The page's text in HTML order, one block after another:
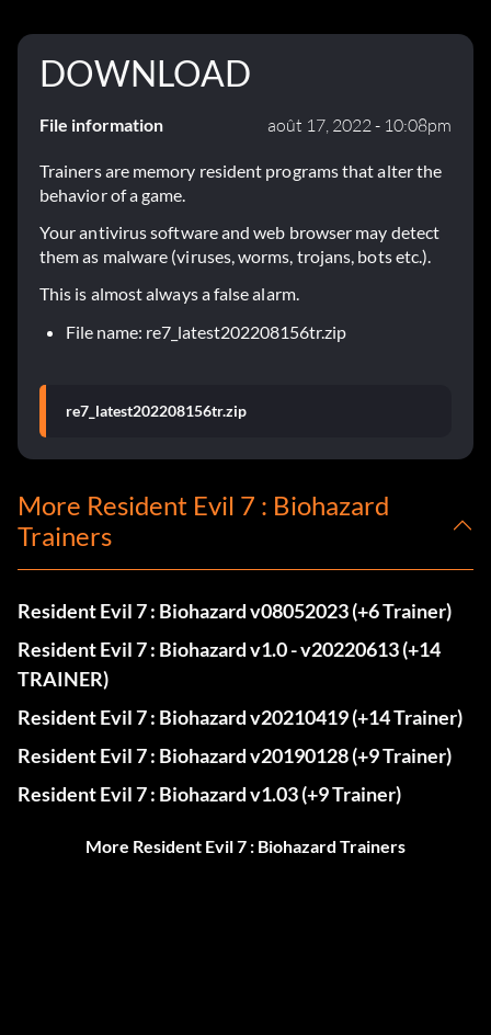
DOWNLOAD
File information août 17, 2022 - 10:08pm
Trainers are memory resident programs that alter the
behavior of a game.
Your antivirus software and web browser may detect
them as malware (viruses, worms, trojans, bots etc.).
This is almost always a false alarm.
File name: re7_latest202208156tr.zip
re7_latest202208156tr.zip
More Resident Evil 7 : Biohazard
Trainers
Resident Evil 7 : Biohazard v08052023 (+6 Trainer)
Resident Evil 7 : Biohazard v1.0 - v20220613 (+14
TRAINER)
Resident Evil 7 : Biohazard v20210419 (+14 Trainer)
Resident Evil 7 : Biohazard v20190128 (+9 Trainer)
Resident Evil 7 : Biohazard v1.03 (+9 Trainer)
More Resident Evil 7 : Biohazard Trainers